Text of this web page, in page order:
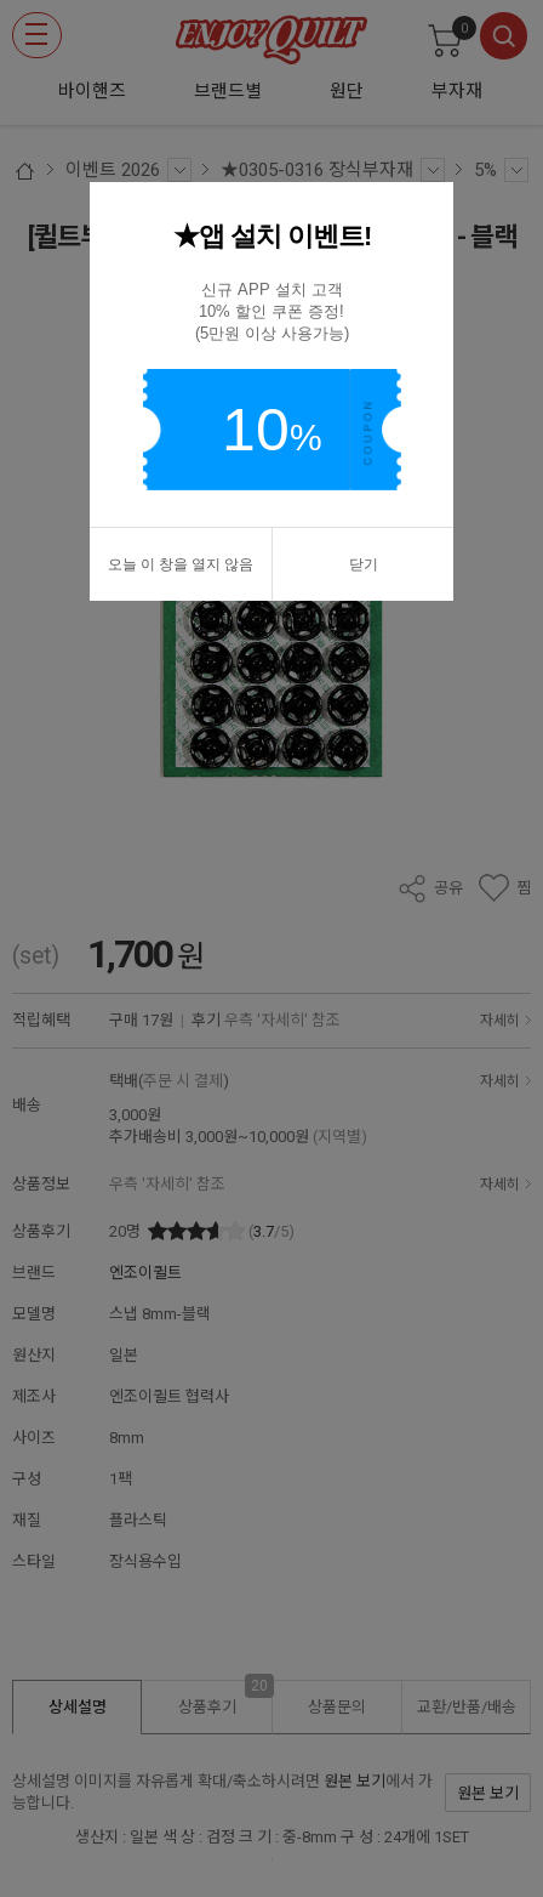
바이핸즈 브랜드별 원단 부자재
0
이벤트 2026 ★0305-0316 장식부자재 5%
[퀼트부자재] 장식용 수입 스냅단추(8mm) - 블랙
스냅 8mm-블랙
공유 찜
(set) 1,700원
적립혜택 구매 17원 | 후기 우측 '자세히' 참조 자세히
배송
택배(주문 시 결제 ) 자세히
3,000원
추가배송비 3,000원~10,000원 (지역별)
상품정보 우측 '자세히' 참조 자세히
상품후기 20명 (3.7/5)
브랜드 엔조이퀼트
모델명 스냅 8mm-블랙
원산지 일본
제조사 엔조이퀼트 협력사
사이즈 8mm
구성 1팩
재질 플라스틱
스타일 장식용수입
상세설명 상품후기
20
상품문의 교환/반품/배송
상세설명 이미지를 자유롭게 확대/축소하시려면 원본 보기 에서 가
능합니다.
원본 보기
생산지 : 일본 색 상 : 검정 크 기 : 중-8mm 구 성 : 24개에 1SET
★앱 설치 이벤트!
신규 APP 설치 고객
10% 할인 쿠폰 증정!
(5만원 이상 사용가능)
10%
오늘 이 창을 열지 않음 닫기